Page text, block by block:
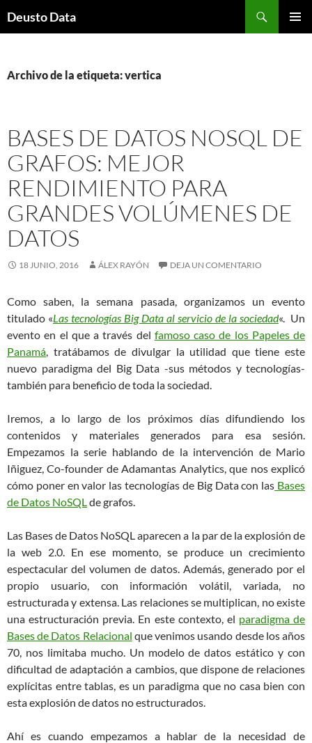
Deusto Data
Archivo de la etiqueta: vertica
BASES DE DATOS NOSQL DE
GRAFOS: MEJOR
RENDIMIENTO PARA
GRANDES VOLÚMENES DE
DATOS
18 JUNIO, 2016 ÁLEX RAYÓN DEJA UN COMENTARIO
Como saben, la semana pasada, organizamos un evento
titulado «Las tecnologías Big Data al servicio de la sociedad«. Un
evento en el que a través del famoso caso de los Papeles de
Panamá, tratábamos de divulgar la utilidad que tiene este
nuevo paradigma del Big Data -sus métodos y tecnologías-
también para beneficio de toda la sociedad.
Iremos, a lo largo de los próximos días difundiendo los
contenidos y materiales generados para esa sesión.
Empezamos la serie hablando de la intervención de Mario
Iñiguez, Co-founder de Adamantas Analytics, que nos explicó
cómo poner en valor las tecnologías de Big Data con las Bases
de Datos NoSQLde grafos.
Las Bases de Datos NoSQL aparecen a la par de la explosión de
la web 2.0. En ese momento, se produce un crecimiento
espectacular del volumen de datos. Además, generado por el
propio usuario, con información volátil, variada, no
estructurada y extensa. Las relaciones se multiplican, no existe
una estructuración previa. En este contexto, el paradigma de
Bases de Datos Relacional que venimos usando desde los años
70, nos limitaba mucho. Un modelo de datos estático y con
dificultad de adaptación a cambios, que dispone de relaciones
explícitas entre tablas, es un paradigma que no casa bien con
esta explosión de datos no estructurados.
Ahí es cuando empezamos a hablar de la necesidad de